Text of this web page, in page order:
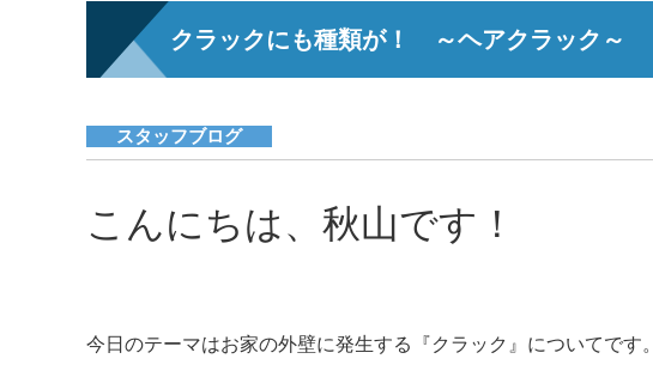
クラックにも種類が！ ～ヘアクラック～
スタッフブログ
こんにちは、秋山です！
今日のテーマはお家の外壁に発生する『クラック』についてです。